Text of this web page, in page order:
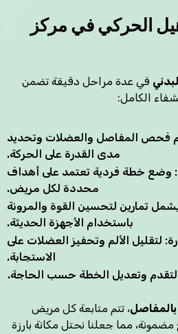
الحركي في مركز
في عدة مراحل دقيقة تضمن
الكامل:
فحص المفاصل والعضلات وتحديد
مدى القدرة على الحركة.
وضع خطة فردية تعتمد على أهداف
محددة لكل مريض.
تمارين لتحسين القوة والمرونة
باستخدام الأجهزة الحديثة.
لتقليل الألم وتحفيز العضلات على
الاستجابة.
التقدم وتعديل الخطة حسب الحاجة.
بالمفاصل، تتم متابعة كل مريض
مما جعلنا نحتل مكانة بارزة